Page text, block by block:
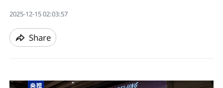
2025-12-15 02:03:57
Share